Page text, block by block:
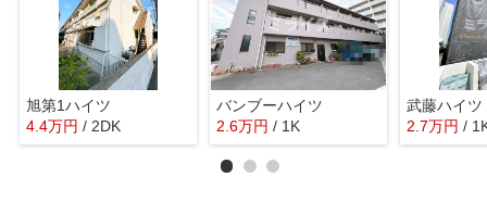
旭第1ハイツ
4.4万円 / 2DK
バンブーハイツ
2.6万円 / 1K
武藤ハイツ
2.7万円 /